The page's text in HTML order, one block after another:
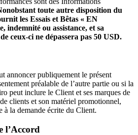
toute autre disposition du
les Essais et Bêtas « EN
indemnité ou assistance, et sa
ceux-ci ne dépassera pas 50 USD.
annoncer publiquement le présent
préalable de l’autre partie ou si la
peut inclure le Client et ses marques de
clients et son matériel promotionnel,
à la demande écrite du Client.
l’Accord